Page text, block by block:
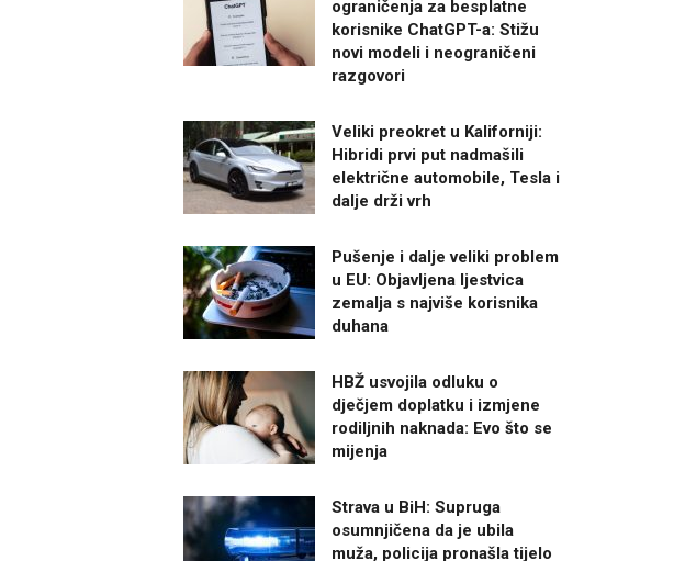
ograničenja za besplatne
korisnike ChatGPT-a: Stižu
novi modeli i neograničeni
razgovori
Veliki preokret u Kaliforniji:
Hibridi prvi put nadmašili
električne automobile, Tesla i
dalje drži vrh
Pušenje i dalje veliki problem
u EU: Objavljena ljestvica
zemalja s najviše korisnika
duhana
HBŽ usvojila odluku o
dječjem doplatku i izmjene
rodiljnih naknada: Evo što se
mijenja
Strava u BiH: Supruga
osumnjičena da je ubila
muža, policija pronašla tijelo